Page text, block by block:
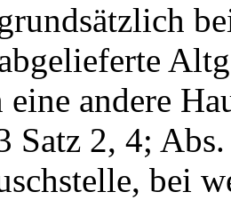
eine andere
Satz 2, 4;
bei